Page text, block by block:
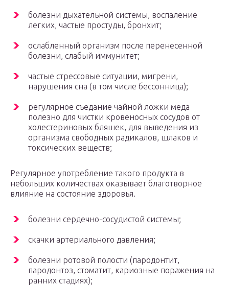
болезни дыхательной системы, воспаление
легких, частые простуды, бронхит;
ослабленный организм после перенесенной
болезни, слабый иммунитет;
частые стрессовые ситуации, мигрени,
нарушения сна (в том числе бессонница);
регулярное съедание чайной ложки меда
полезно для чистки кровеносных сосудов от
холестериновых бляшек, для выведения из
организма свободных радикалов, шлаков и
токсических веществ;
Регулярное употребление такого продукта в
небольших количествах оказывает благотворное
влияние на состояние здоровья.
болезни сердечно-сосудистой системы;
скачки артериального давления;
болезни ротовой полости (пародонтит,
пародонтоз, стоматит, кариозные поражения на
ранних стадиях);